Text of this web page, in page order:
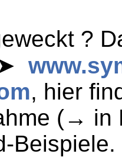
?
, hier
(→ in
Beispiele.